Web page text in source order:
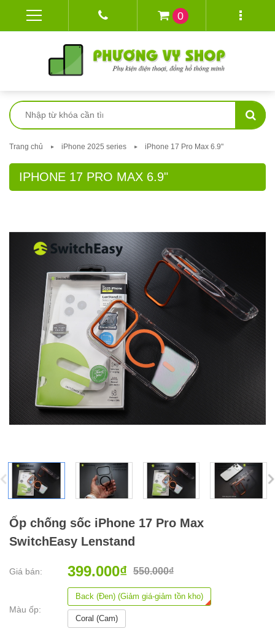
0
Trang chủ iPhone 2025 series iPhone 17 Pro Max 6.9"
IPHONE 17 PRO MAX 6.9"
Ốp chống sốc iPhone 17 Pro Max
SwitchEasy Lenstand
Giá bán: 399.000₫ 550.000₫
Màu ốp:
Back (Đen) (Giảm giá-giảm tồn kho)
Coral (Cam)